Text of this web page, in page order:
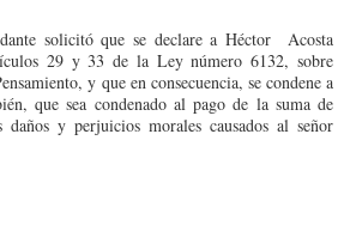
solicitó que se declare a Héctor Acosta
29 y 33 de la Ley número 6132, sobre
y que en consecuencia, se condene a
que sea condenado al pago de la suma de
y perjuicios morales causados al señor